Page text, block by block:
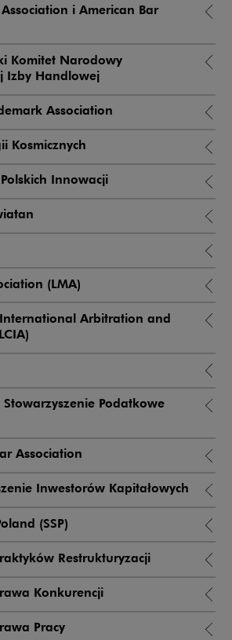
i American Bar
Komitet Narodowy
Izby Handlowej
Association
Kosmicznych
Innowacji
(LMA)
Arbitration and
Podatkowe
Association
Inwestorów Kapitałowych
(SSP)
Restrukturyzacji
Konkurencji
Pracy